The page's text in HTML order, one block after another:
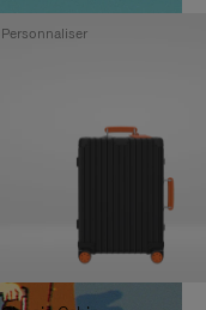
Personnaliser